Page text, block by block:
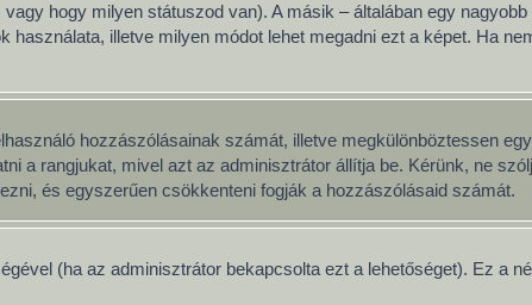
hogy milyen státuszod van). A másik – általában egy
illetve milyen módot lehet megadni ezt a képet. Ha
hozzászólásainak számát, illetve megkülönböztessen
a rangjukat, mivel azt az adminisztrátor állítja be. Kérünk, ne
és egyszerűen csökkenteni fogják a hozzászólásaid számát.
(ha az adminisztrátor bekapcsolta ezt a lehetőséget). Ez a